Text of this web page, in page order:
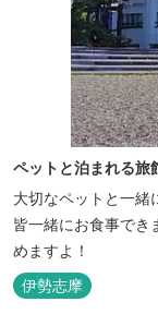
ペットと泊まれる
大切なペットと一緒
皆一緒にお食事でき
めますよ！
伊勢志摩